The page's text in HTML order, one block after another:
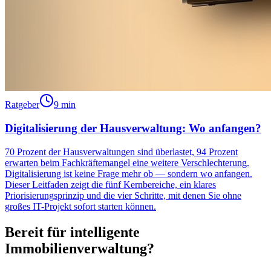
Ratgeber 9 min
Digitalisierung der Hausverwaltung: Wo anfangen?
70 Prozent der Hausverwaltungen sind überlastet, 94 Prozent
erwarten beim Fachkräftemangel eine weitere Verschlechterung.
Digitalisierung ist keine Frage mehr ob — sondern wo anfangen.
Dieser Leitfaden zeigt die fünf Kernbereiche, ein klares
Priorisierungsprinzip und die vier Schritte, mit denen Sie ohne
großes IT-Projekt sofort starten können.
Bereit für intelligente
Immobilienverwaltung?